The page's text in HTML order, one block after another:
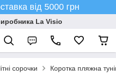
від 5000 грн
La Visio
сорочки Коротка пляжна